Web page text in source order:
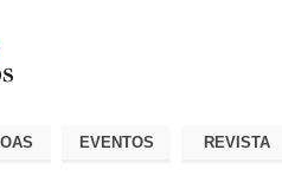
EVENTOS REVISTA